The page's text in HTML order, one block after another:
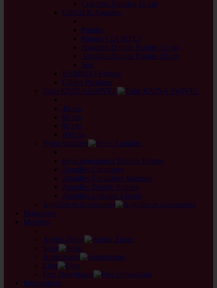
Crochets Tunisien 15 cm
GINGER Aiguilles
Pointes
Pointes COURTES
Aiguilles Double Pointes 15 cm
Aiguilles Double Pointes 20 cm
Sets
BAMBOO Pointes
Câbles Plastique
Tulip KNINA SWIVEL
40 cm
60 cm
80 cm
100 cm
Prym Aiguilles
prym.ergonomics Double Pointes
Aiguilles Circulaires
Aiguilles Circulaires Bambou
Aiguilles Double Pointes
Aiguilles à tricoter à boule
Aiguilles et Accessoires
Magazines
Modèles
Atelier Zitron
Sesia
Austermann
Elisa
Free Downloads
Informations